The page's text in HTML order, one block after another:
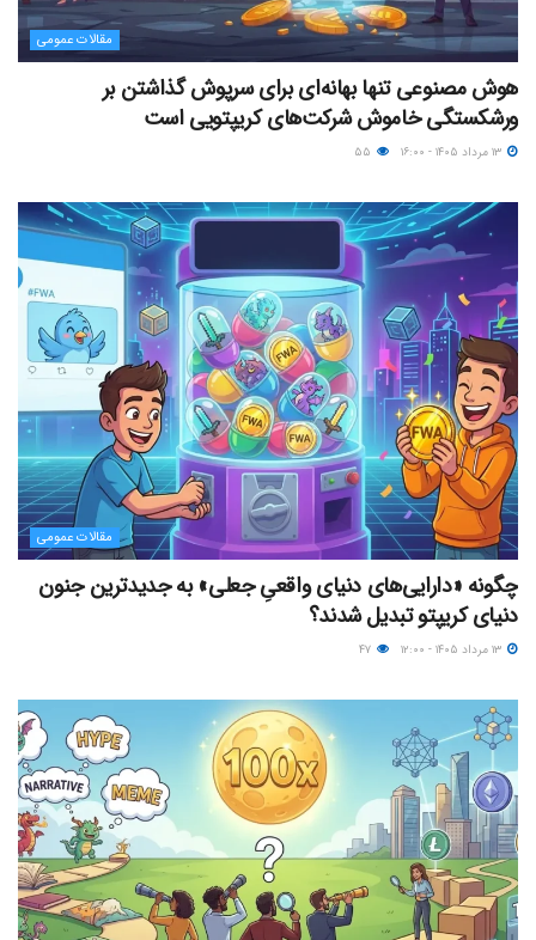
مقالات عمومی
هوش مصنوعی تنها بهانه‌ای برای سرپوش گذاشتن بر
ورشکستگی خاموش شرکت‌های کریپتویی است
مقالات عمومی
چگونه «دارایی‌های دنیای واقعیِ جعلی» به جدیدترین جنون
دنیای کریپتو تبدیل شدند؟